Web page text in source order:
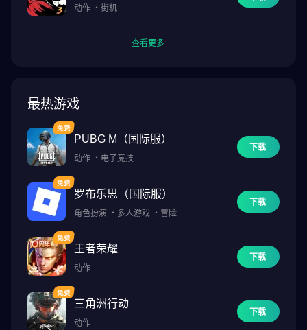
动作 ・ 街机
查看更多
最热游戏
PUBG M（国际服）
动作 ・ 电子竞技
下载
罗布乐思（国际服）
角色扮演 ・ 多人游戏 ・ 冒险
下载
王者荣耀
动作
下载
三角洲行动
动作
下载